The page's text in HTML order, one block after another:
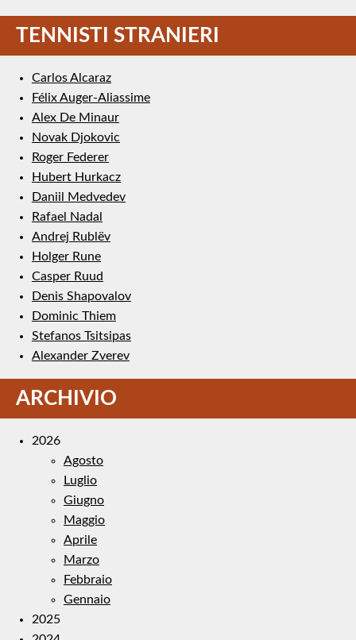
TENNISTI STRANIERI
Carlos Alcaraz
Félix Auger-Aliassime
Alex De Minaur
Novak Djokovic
Roger Federer
Hubert Hurkacz
Daniil Medvedev
Rafael Nadal
Andrej Rublëv
Holger Rune
Casper Ruud
Denis Shapovalov
Dominic Thiem
Stefanos Tsitsipas
Alexander Zverev
ARCHIVIO
2026
Agosto
Luglio
Giugno
Maggio
Aprile
Marzo
Febbraio
Gennaio
2025